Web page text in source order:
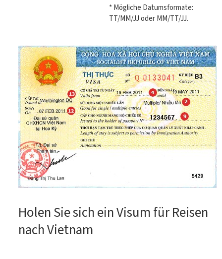
* Mögliche Datumsformate:
TT/MM/JJ oder MM/TT/JJ.
Holen Sie sich ein Visum für Reisen
nach Vietnam